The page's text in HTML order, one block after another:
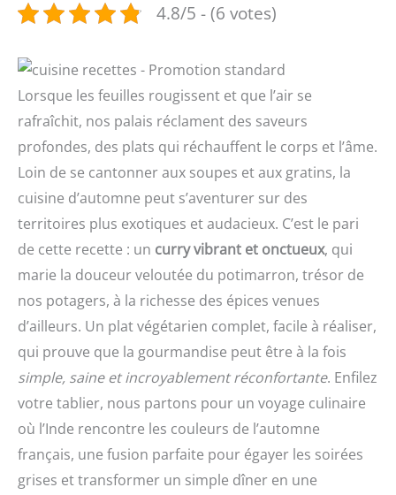
4.8/5 - (6 votes)
Lorsque les feuilles rougissent et que l’air se
rafraîchit, nos palais réclament des saveurs
profondes, des plats qui réchauffent le corps et l’âme.
Loin de se cantonner aux soupes et aux gratins, la
cuisine d’automne peut s’aventurer sur des
territoires plus exotiques et audacieux. C’est le pari
de cette recette : un curry vibrant et onctueux, qui
marie la douceur veloutée du potimarron, trésor de
nos potagers, à la richesse des épices venues
d’ailleurs. Un plat végétarien complet, facile à réaliser,
qui prouve que la gourmandise peut être à la fois
simple, saine et incroyablement réconfortante. Enfilez
votre tablier, nous partons pour un voyage culinaire
où l’Inde rencontre les couleurs de l’automne
français, une fusion parfaite pour égayer les soirées
grises et transformer un simple dîner en une